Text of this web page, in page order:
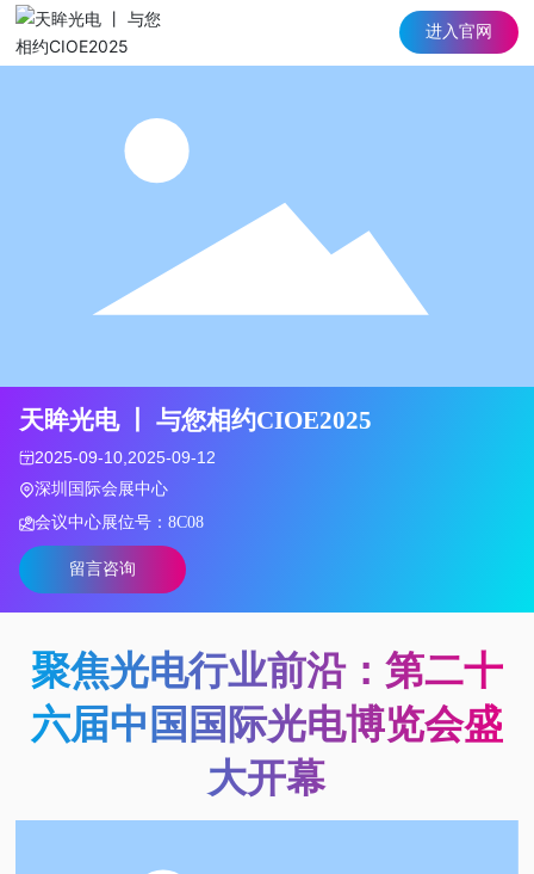
进入官网
天眸光电 丨 与您相约CIOE2025
2025-09-10,2025-09-12
深圳国际会展中心
会议中心展位号：8C08
留言咨询
聚焦光电行业前沿：第二十
六届中国国际光电博览会盛
大开幕